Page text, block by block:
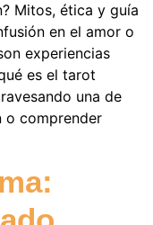
Mitos, ética y guía
en el amor o
experiencias
es el tarot
una de
o comprender